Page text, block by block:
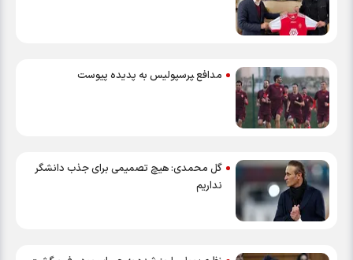
مدافع ‍پرسپولیس به پدیده پیوست
گل محمدی: هیچ تصمیمی برای جذب دانشگر
نداریم